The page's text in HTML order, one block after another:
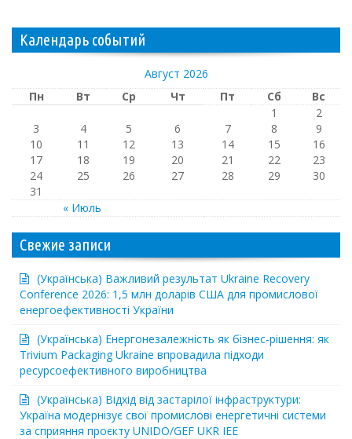
Календарь событий
Август 2026
Пн
Вт Ср Чт Пт Сб Вс
« Июль
1
2
3
4 5 6 7 8
9
10
11 12 13 14 15
16
17
18 19 20 21 22
23
24
25 26 27 28 29
30
31
Свежие записи
(Українська) Важливий результат Ukraine Recovery
Conference 2026: 1,5 млн доларів США для промислової
енергоефективності України
(Українська) Енергонезалежність як бізнес-рішення: як
Trivium Packaging Ukraine впровадила підходи
ресурсоефективного виробництва
(Українська) Відхід від застарілої інфраструктури:
Україна модернізує свої промислові енергетичні системи
за сприяння проєкту UNIDO/GEF UKR IEE